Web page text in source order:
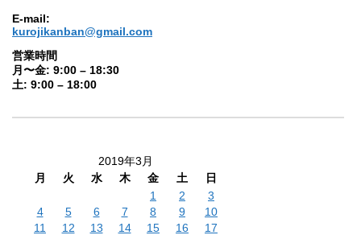
E-mail:
kurojikanban@gmail.com
営業時間
月〜金: 9:00 – 18:30
土: 9:00 – 18:00
2019年3月
月
火 水 木 金 土
日
1
2
3
4
5 6 7 8 9
10
11
12 13 14 15 16
17